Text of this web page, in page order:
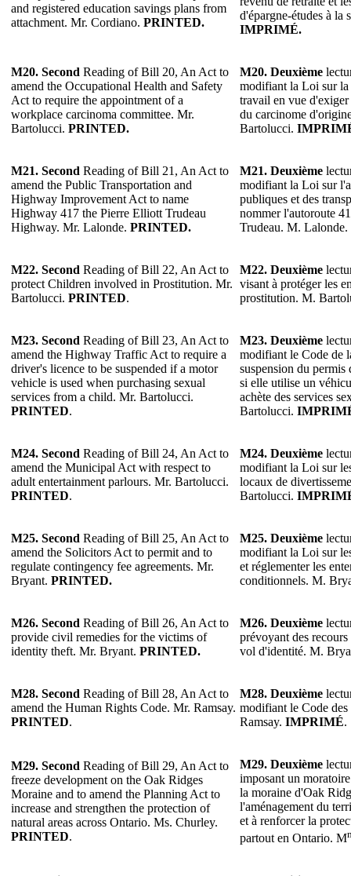
and registered education savings plans from
attachment. Mr. Cordiano. PRINTED.
d'épargne-études à la
IMPRIMÉ.
M20. Second Reading of Bill 20, An Act to
amend the Occupational Health and Safety
Act to require the appointment of a
workplace carcinoma committee. Mr.
Bartolucci. PRINTED.
M20. Deuxième
modifiant la Loi sur la
travail en vue
du carcinome
Bartolucci.
M21. Second Reading of Bill 21, An Act to
amend the Public Transportation and
Highway Improvement Act to name
Highway 417 the Pierre Elliott Trudeau
Highway. Mr. Lalonde. PRINTED.
M21. Deuxième
modifiant la Loi sur
publiques et des
nommer l'autoroute
Trudeau. M. Lalonde.
M22. Second Reading of Bill 22, An Act to
protect Children involved in Prostitution. Mr.
Bartolucci. PRINTED.
M22. Deuxième
visant à protéger les
prostitution. M.
M23. Second Reading of Bill 23, An Act to
amend the Highway Traffic Act to require a
driver's licence to be suspended if a motor
vehicle is used when purchasing sexual
services from a child. Mr. Bartolucci.
PRINTED.
M23. Deuxième
modifiant le Code de
suspension du permis
si elle utilise un
achète des services
Bartolucci.
M24. Second Reading of Bill 24, An Act to
amend the Municipal Act with respect to
adult entertainment parlours. Mr. Bartolucci.
PRINTED.
M24. Deuxième
modifiant la Loi sur
locaux de
Bartolucci.
M25. Second Reading of Bill 25, An Act to
amend the Solicitors Act to permit and to
regulate contingency fee agreements. Mr.
Bryant. PRINTED.
M25. Deuxième
modifiant la Loi sur
et réglementer les
conditionnels. M.
M26. Second Reading of Bill 26, An Act to
provide civil remedies for the victims of
identity theft. Mr. Bryant. PRINTED.
M26. Deuxième
prévoyant des
vol d'identité. M.
M28. Second Reading of Bill 28, An Act to
amend the Human Rights Code. Mr. Ramsay.
PRINTED.
M28. Deuxième
modifiant le Code
Ramsay. IMPRIMÉ.
M29. Second Reading of Bill 29, An Act to
freeze development on the Oak Ridges
Moraine and to amend the Planning Act to
increase and strengthen the protection of
natural areas across Ontario. Ms. Churley.
PRINTED.
M29. Deuxième
imposant un
la moraine d'Oak
l'aménagement du
et à renforcer la
partout en Ontario. M